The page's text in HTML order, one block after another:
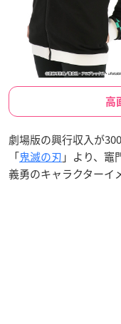
高
劇場版の興行収入が
「鬼滅の刃 」より、竈
義勇のキャラクターイ